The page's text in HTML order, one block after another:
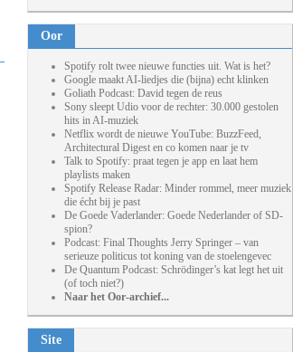
Oor
Spotify rolt twee nieuwe functies uit. Wat is het?
Google maakt AI-liedjes die (bijna) echt klinken
Goliath Podcast: David tegen de reus
Sony sleept Udio voor de rechter: 30.000 gestolen
hits in AI-muziek
Netflix wordt de nieuwe YouTube: BuzzFeed,
Architectural Digest en co komen naar je tv
Talk to Spotify: praat tegen je app en laat hem
playlists maken
Spotify Release Radar: Minder rommel, meer muziek
die écht bij je past
De Goede Vaderlander: Goede Nederlander of SD-
spion?
Podcast: Final Thoughts Jerry Springer – van
serieuze politicus tot koning van de stoelengevec
De Quantum Podcast: Schrödinger’s kat legt het uit
(of toch niet?)
Naar het Oor-archief...
Site